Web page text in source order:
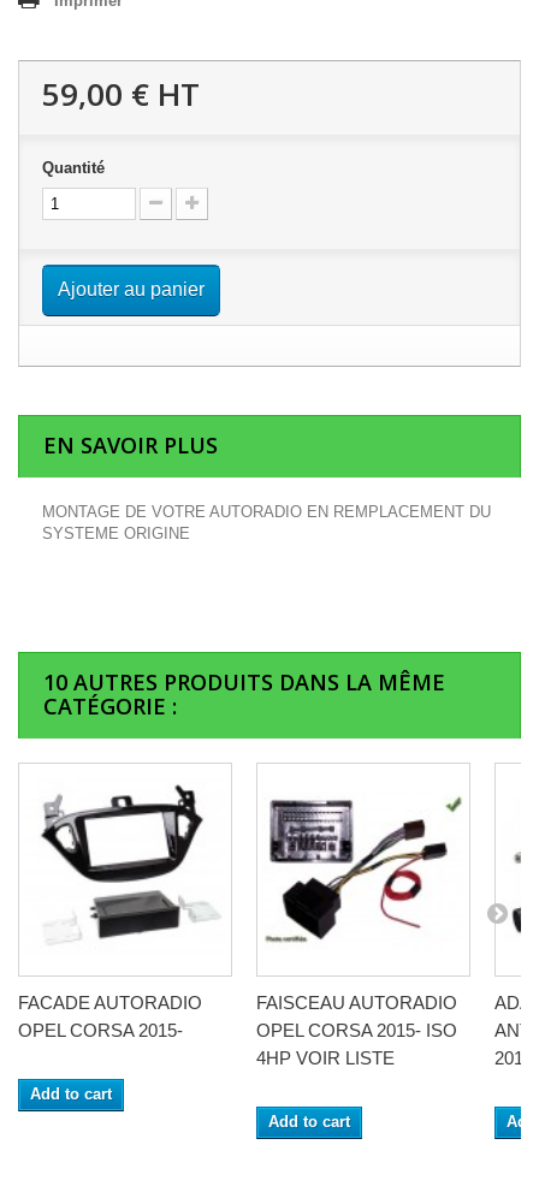
59,00 € HT
Quantité
Ajouter au panier
EN SAVOIR PLUS
MONTAGE DE VOTRE AUTORADIO EN REMPLACEMENT DU
SYSTEME ORIGINE
10 AUTRES PRODUITS DANS LA MÊME
CATÉGORIE :
FACADE AUTORADIO
OPEL CORSA 2015-
Add to cart
FAISCEAU AUTORADIO
OPEL CORSA 2015- ISO
4HP VOIR LISTE
Add to cart
2015-